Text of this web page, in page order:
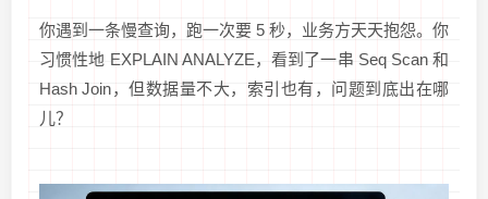
你遇到一条慢查询，跑一次要 5 秒，业务方天天抱怨。你
习惯性地 EXPLAIN ANALYZE，看到了一串 Seq Scan 和
Hash Join，但数据量不大，索引也有，问题到底出在哪
儿？